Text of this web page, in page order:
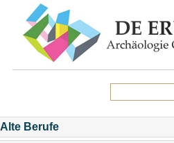
Alte Berufe